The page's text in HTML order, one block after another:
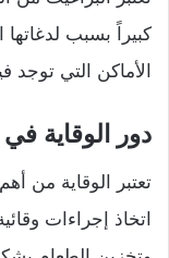
كبيراً بسبب
الأماكن التي توجد
دور الوقاية
تعتبر الوقاية من
اتخاذ إجراءات